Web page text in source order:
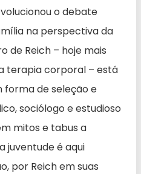
o debate
na perspectiva da
de Reich – hoje mais
terapia corporal – está
forma de seleção e
sociólogo e estudioso
mitos e tabus a
juventude é aqui
por Reich em suas